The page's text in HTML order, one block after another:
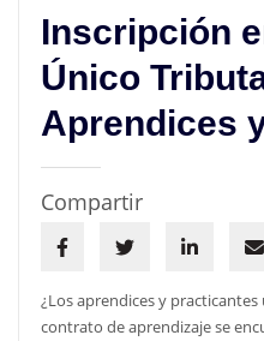
Inscripción
Único
Aprendices
Compartir
¿Los aprendices y
contrato de aprendizaje se